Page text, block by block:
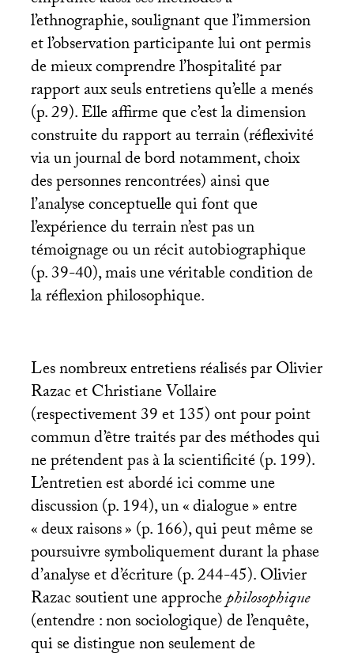
l’ethnographie, soulignant que l’immersion
et l’observation participante lui ont permis
de mieux comprendre l’hospitalité par
rapport aux seuls entretiens qu’elle a menés
(p. 29). Elle affirme que c’est la dimension
construite du rapport au terrain (réflexivité
via un journal de bord notamment, choix
des personnes rencontrées) ainsi que
l’analyse conceptuelle qui font que
l’expérience du terrain n’est pas un
témoignage ou un récit autobiographique
(p. 39-40), mais une véritable condition de
la réflexion philosophique.
Les nombreux entretiens réalisés par Olivier
Razac et Christiane Vollaire
(respectivement 39 et 135) ont pour point
commun d’être traités par des méthodes qui
ne prétendent pas à la scientificité (p. 199).
L’entretien est abordé ici comme une
discussion (p. 194), un «dialogue» entre
«deux raisons» (p. 166), qui peut même se
poursuivre symboliquement durant la phase
d’analyse et d’écriture (p. 244-45). Olivier
Razac soutient une approchephilosophique
(entendre : non sociologique) de l’enquête,
qui se distingue non seulement de